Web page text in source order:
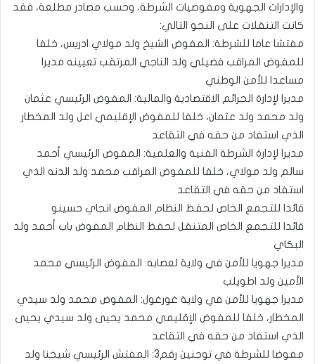
والإدارات الجهوية ومفوضيات الشرطة، وحسب مصادر مطلعة، فقد
كانت التنقلات على النحو التالي:
مفتشا عاما للشرطة: المفوض الشيخ ولد مولاي ادريس، خلفا
للمفوض المراقب فضيلي ولد الناجي المرتقب تعيينه مديرا
مساعدا للأمن الوطني
مديرا لإدارة الجرائم الاقتصادية والمالية: المفوض الرئيسي عثمان
ولد محمد ولد عثمان، خلفا للمفوض الإقليمي اعل ولد المخطار
الذي استفاد من حقه في التقاعد
مديرا لإدارة الشرطة الفنية والعلمية: المفوض الرئيسي أحمد
سالم ولد مولاي، خلفا للمفوض المراقب محمد ولد الدنه الذي
استفاد من حقه في التقاعد
قائدا للتجمع الخاص لحفظ النظام المفوض انجاي حسينو
قائدا للتجمع الخاص المتنقل لحفظ النظام المفوض باب أحمد ولد
البكاي
مديرا جهويا للأمن في ولاية لعصابه: المفوض الرئيسي محمد
الأمين ولد اطويلب
مديرا جهويا للأمن في ولاية غورغول: المفوض محمد ولد سيدي
المخطار، خلفا للمفوض الإقليمي محمد يحيى ولد سيدي يحيى
الذي استفاد من حقه في التقاعد
مفوضا للشرطة في توجنين رقم3: المفتش الرئيسي شيخنا ولد